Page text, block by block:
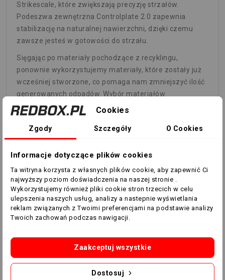
Strikescale, które zwiększają precyzję strzałów.
Podeszwa zewnętrzna Controlplate 2.0 zapewnia
stabilizację na naturalnej nawierzchni, dzięki czemu
zawsze jesteś w gotowości do strzału.
Sięgając po materiały pochodzące z recyklingu,
ponownie wykorzystujemy materiały, które zostały już
wcześniej stworzone, co pomaga nam zmniejszyć ilość
generowanych odpadów. Wybór materiałów
odnawialnych oznacza mniejszą zależność od
kurczących się zasobów surowców. Nasze produkty
wykonane są z mieszanki materiałów pochodzących z
recyklingu i odnawialnych źródeł, a ich całkowita
zawartość wynosi co najmniej 20%.
SZCZEGÓŁY:
Standardowe dopasowanie
Model sznurowany
Cholewka Hybridfeel z elementami Strikescale
naturalnej nawierzchni
Model zawiera co najmniej 20% materiałów
pochodzących z recyklingu i pozyskanych z
odnawialnych źródeł
Cookies
Zgody Szczegóły O Cookies
Informacje dotyczące plików cookies
Ta witryna korzysta z własnych plików cookie, aby zapewnić Ci
najwyższy poziom doświadczenia na naszej stronie .
Wykorzystujemy również pliki cookie stron trzecich w celu
ulepszenia naszych usług, analizy a nastepnie wyświetlania
reklam związanych z Twoimi preferencjami na podstawie analizy
Twoich zachowań podczas nawigacji.
Dostosuj
Zaakceptuj wszystkie